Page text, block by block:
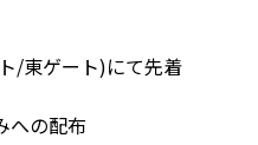
/東ゲート)にて先着
への配布